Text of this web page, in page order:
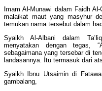
Imam Al-Munawi dalam Faidh
malaikat maut yang masyhur
temukan nama tersebut dalam
Syaikh Al-Albani dalam
menyatakan dengan tegas,
sebagaimana yang tersebar di
landasannya. Itu termasuk dari
Syaikh Ibnu Utsaimin di
gambalang,